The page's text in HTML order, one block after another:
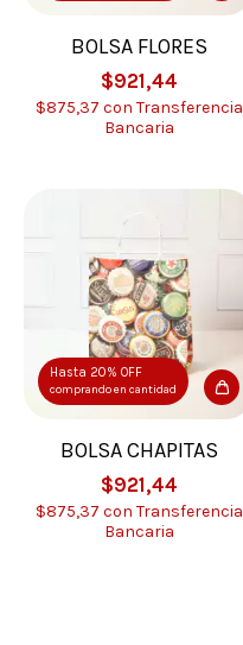
BOLSA FLORES
$921,44
$875,37 con Transferencia
Bancaria
Hasta 20% OFF
comprando en cantidad
BOLSA CHAPITAS
$921,44
$875,37 con Transferencia
Bancaria